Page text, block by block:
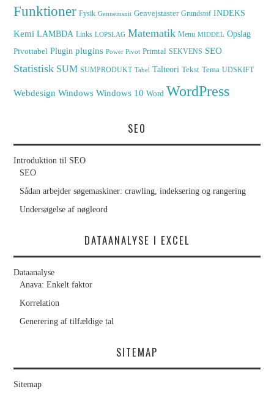
Funktioner Fysik Gennemsnit Genvejstaster Grundstof INDEKS
Kemi LAMBDA Links LOPSLAG Matematik Menu MIDDEL Opslag
Pivottabel Plugin plugins Power Pivot Primtal SEKVENS SEO
Statistisk SUM SUMPRODUKT Tabel Talteori Tekst Tema UDSKIFT
Webdesign Windows Windows 10 Word WordPress
SEO
Introduktion til SEO
SEO
Sådan arbejder søgemaskiner: crawling, indeksering og rangering
Undersøgelse af nøgleord
DATAANALYSE I EXCEL
Dataanalyse
Anava: Enkelt faktor
Korrelation
Generering af tilfældige tal
SITEMAP
Sitemap